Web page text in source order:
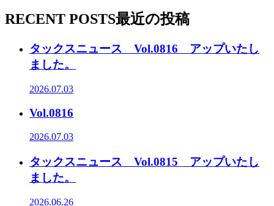
RECENT POSTS最近の投稿
タックスニュース Vol.0816 アップいたし
ました。
2026.07.03
Vol.0816
2026.07.03
タックスニュース Vol.0815 アップいたし
ました。
2026.06.26